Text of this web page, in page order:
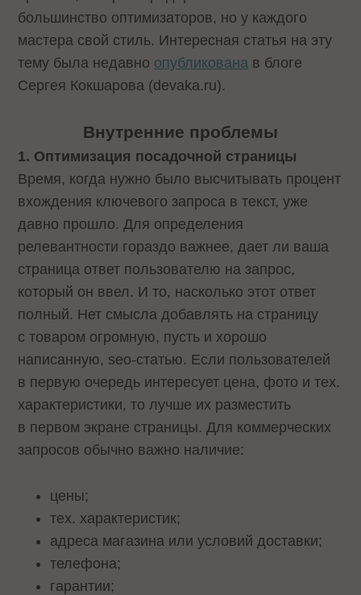
большинство оптимизаторов, но у каждого
мастера свой стиль. Интересная статья на эту
тему была недавно опубликована в блоге
Сергея Кокшарова (devaka.ru).
Внутренние проблемы
1. Оптимизация посадочной страницы
Время, когда нужно было высчитывать процент
вхождения ключевого запроса в текст, уже
давно прошло. Для определения
релевантности гораздо важнее, дает ли ваша
страница ответ пользователю на запрос,
который он ввел. И то, насколько этот ответ
полный. Нет смысла добавлять на страницу
с товаром огромную, пусть и хорошо
написанную, seo-статью. Если пользователей
в первую очередь интересует цена, фото и тех.
характеристики, то лучше их разместить
в первом экране страницы. Для коммерческих
запросов обычно важно наличие:
цены;
тех. характеристик;
адреса магазина или условий доставки;
телефона;
гарантии;